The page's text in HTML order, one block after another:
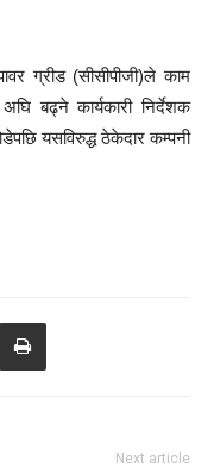
ग्रीड (सीसीपीजी)ले काम
बढ्ने कार्यकारी निर्देशक
यसविरुद्ध ठेकेदार कम्पनी
Next article